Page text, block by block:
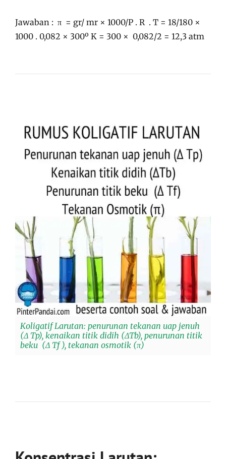
Jawaban : π = gr/ mr × 1000/P . R . T = 18/180 ×
1000 . 0,082 × 300º K = 300 × 0,082/2 = 12,3 atm
Koligatif Larutan: penurunan tekanan uap jenuh
(Δ Tp), kenaikan titik didih (ΔTb), penurunan titik
beku (Δ Tf ), tekanan osmotik (π)